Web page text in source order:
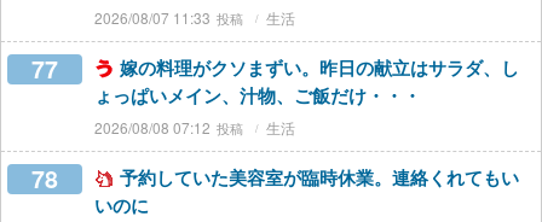
2026/08/07 11:33 生活
77
嫁の料理がクソまずい。昨日の献立はサラダ、し
ょっぱいメイン、汁物、ご飯だけ・・・
2026/08/08 07:12 生活
78
予約していた美容室が臨時休業。連絡くれてもい
いのに